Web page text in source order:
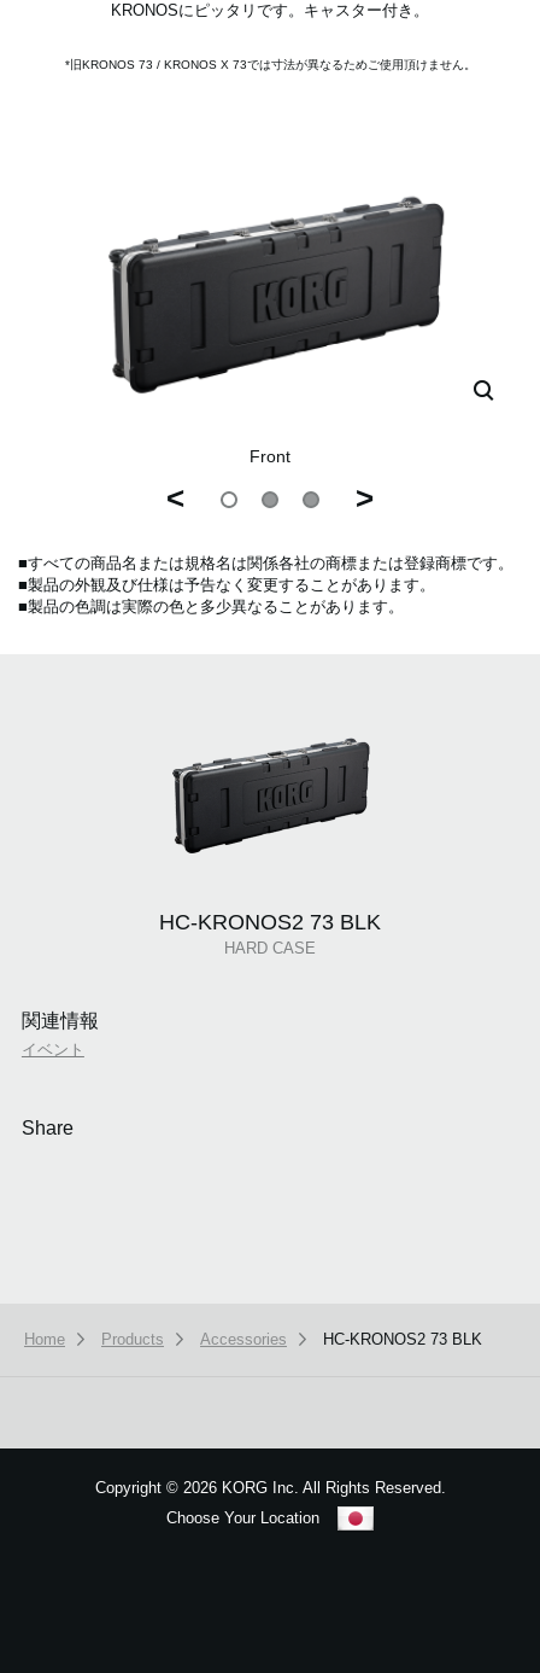
KRONOSにピッタリです。キャスター付き。
*旧KRONOS 73 / KRONOS X 73では寸法が異なるためご使用頂けません。
Front
< >
■すべての商品名または規格名は関係各社の商標または登録商標です。
■製品の外観及び仕様は予告なく変更することがあります。
■製品の色調は実際の色と多少異なることがあります。
HC-KRONOS2 73 BLK
HARD CASE
関連情報
イベント
Share
Home Products Accessories HC-KRONOS2 73 BLK
Copyright ©2026 KORG Inc. All Rights Reserved.
Choose Your Location
OK